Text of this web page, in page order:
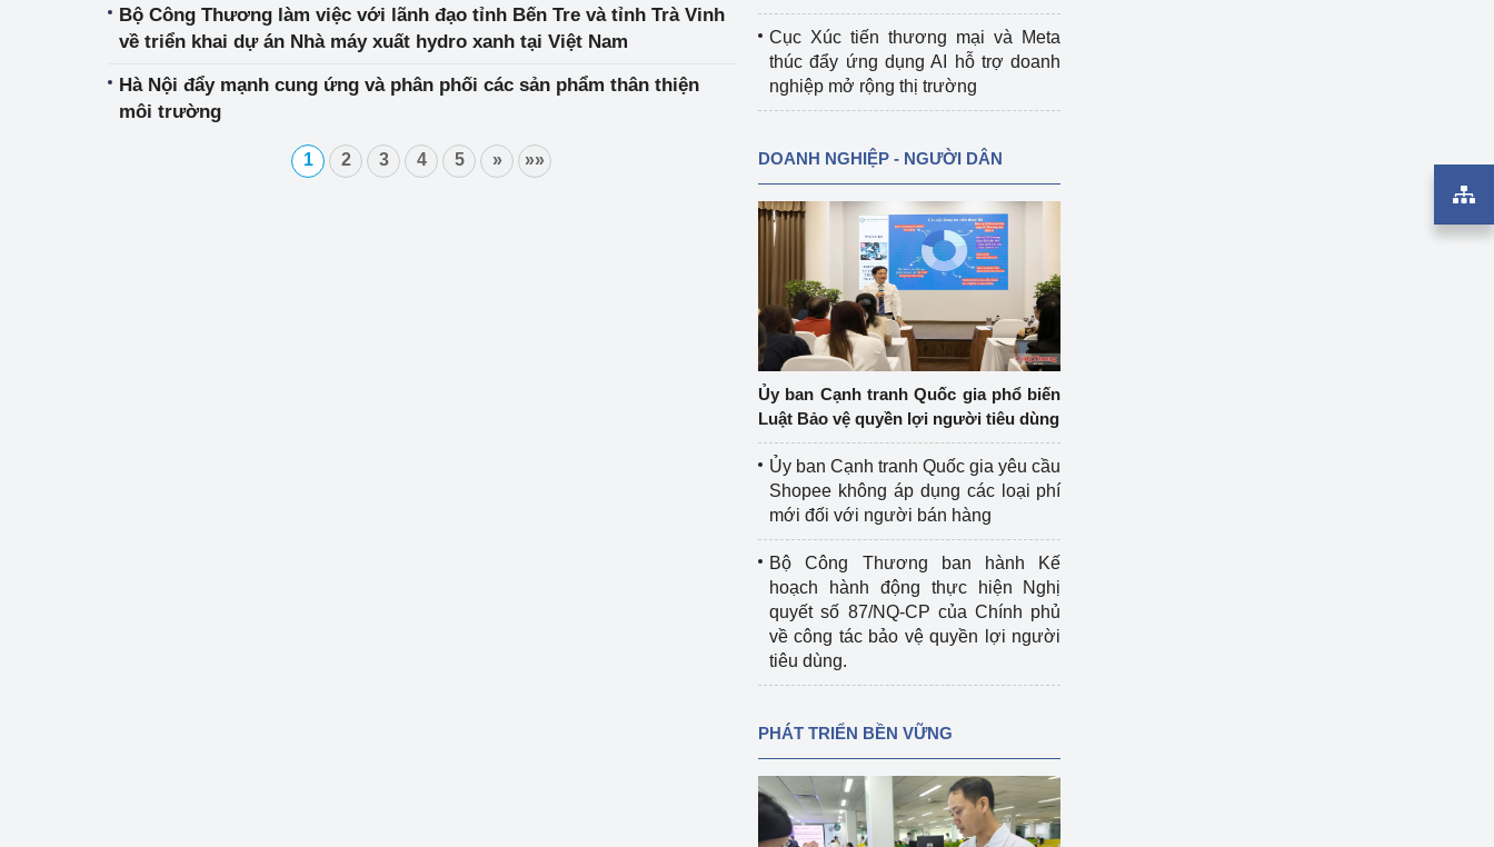
Bộ Công Thương làm việc với lãnh đạo tỉnh Bến Tre và tỉnh Trà Vinh
về triển khai dự án Nhà máy xuất hydro xanh tại Việt Nam
Hà Nội đẩy mạnh cung ứng và phân phối các sản phẩm thân thiện
môi trường
1 2 3 4 5 » »»
Cục Xúc tiến thương mại và Meta
thúc đẩy ứng dụng AI hỗ trợ doanh
nghiệp mở rộng thị trường
DOANH NGHIỆP - NGƯỜI DÂN
Ủy ban Cạnh tranh Quốc gia phổ biến
Luật Bảo vệ quyền lợi người tiêu dùng
Ủy ban Cạnh tranh Quốc gia yêu cầu
Shopee không áp dụng các loại phí
mới đối với người bán hàng
Bộ Công Thương ban hành Kế
hoạch hành động thực hiện Nghị
quyết số 87/NQ-CP của Chính phủ
về công tác bảo vệ quyền lợi người
tiêu dùng.
PHÁT TRIỂN BỀN VỮNG